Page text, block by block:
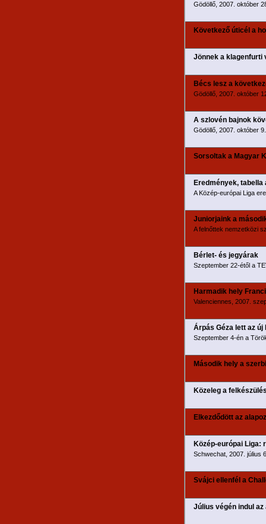
Gödöllő, 2007. október
Következő úticél a
Jönnek a klagenfurti
Bécs lesz a
Gödöllő, 2007. október
A szlovén bajnok
Gödöllő, 2007. október
Sorsoltak a Magyar
Eredmények, tabella
A Közép-európai Liga
Juniorjaink a
A felnőttek nemzetközi
Bérlet- és jegyárak
Szeptember 22-étől a
Harmadik hely
Valenciennes, 2007.
Árpás Géza lett az új
Szeptember 4-én a
Második hely a
Közeleg a
Elkezdődött az
Közép-európai Liga:
Schwechat, 2007. július
Svájci ellenfél a
Július végén indul az